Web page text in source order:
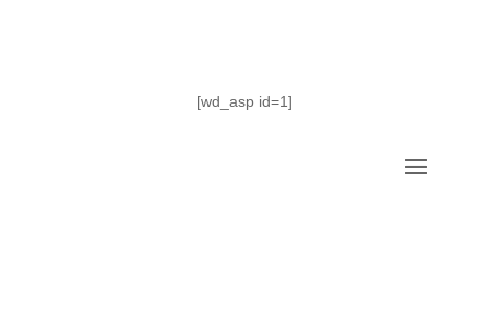
[wd_asp id=1]